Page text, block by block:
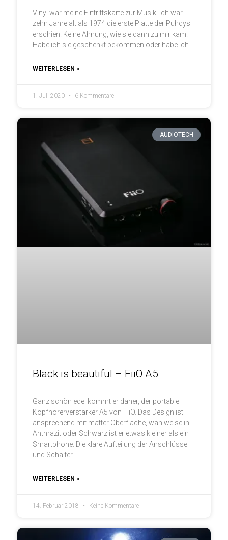
Vinyl war meine Eintrittskarte zur Musik. Ich war
zehn Jahre alt als 1974 die erste Platte der Puhdys
erschien. Keine Ahnung, wie sie dann zu mir kam.
Habe ich sie geschenkt bekommen oder habe ich
WEITERLESEN »
1. Juli 2020 6 Kommentare
AUDIOTECH
Black is beautiful – FiiO A5
Ganz schön edel kommt er daher, der portable
Kopfhörerverstärker A5 von FiiO. Das Design ist
ansprechend mit matter Oberfläche, wahlweise in
Anthrazit oder Schwarz ist er etwas kleiner als ein
Smartphone. Die klare Aufteilung der Anschlüsse
und Schalter
WEITERLESEN »
14. Februar 2018 Keine Kommentare